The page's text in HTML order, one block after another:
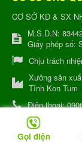
CƠ SỞ KD & SX
M.S.D.N:
Giấy phép số:
Chịu trách
Xưởng sản
Tỉnh Kon Tum
Điện thoại:
Email:
Website:
Gọi điện